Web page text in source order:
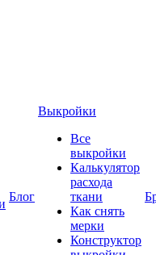
Блог
Выкройки
Все
выкройки
Калькулятор
расхода
ткани
Как снять
мерки
Конструктор